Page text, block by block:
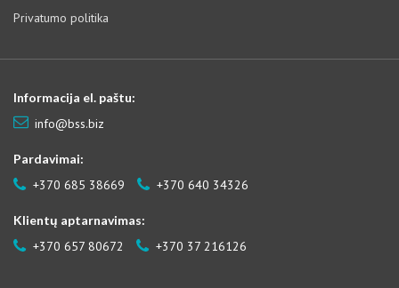
Privatumo politika
Informacija el. paštu:
info@bss.biz
Pardavimai:
+370 685 38669 +370 640 34326
Klientų aptarnavimas:
+370 657 80672 +370 37 216126